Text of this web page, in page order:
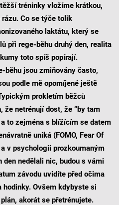
tréninky vložíme krátkou,
rázu. Co se týče tolik
laktátu, který se
při rege-běhu druhý den, realita
toto spíš popírají.
běhu jsou zmiňovány často,
podle mě opomíjené ještě
prokletím běžců
že netrénují dost, že “by tam
to zejména s blížícím se datem
uniká (FOMO, Fear Of
v psychologii prozkoumaným
nedělali nic, budou s vámi
závodu uvidíte před očima
hodinky. Ovšem kdybyste si
akorát se přetrénujete.